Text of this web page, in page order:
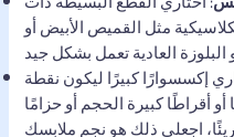
مثل القميص الأبيض أو
إكسسوارًا كبيرًا ليكون نقطة
أقراطًا كبيرة الحجم أو حزامًا